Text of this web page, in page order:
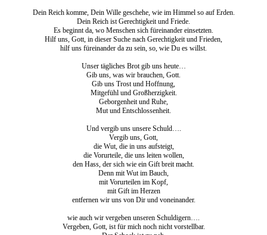
Dein Reich komme, Dein Wille geschehe, wie im Himmel so auf Erden.
Dein Reich ist Gerechtigkeit und Friede.
Es beginnt da, wo Menschen sich füreinander einsetzten.
Hilf uns, Gott, in dieser Suche nach Gerechtigkeit und Frieden,
hilf uns füreinander da zu sein, so, wie Du es willst.
Unser tägliches Brot gib uns heute…
Gib uns, was wir brauchen, Gott.
Gib uns Trost und Hoffnung,
Mitgefühl und Großherzigkeit.
Geborgenheit und Ruhe,
Mut und Entschlossenheit.
Und vergib uns unsere Schuld….
Vergib uns, Gott,
die Wut, die in uns aufsteigt,
die Vorurteile, die uns leiten wollen,
den Hass, der sich wie ein Gift breit macht.
Denn mit Wut im Bauch,
mit Vorurteilen im Kopf,
mit Gift im Herzen
entfernen wir uns von Dir und voneinander.
wie auch wir vergeben unseren Schuldigern….
Vergeben, Gott, ist für mich noch nicht vorstellbar.